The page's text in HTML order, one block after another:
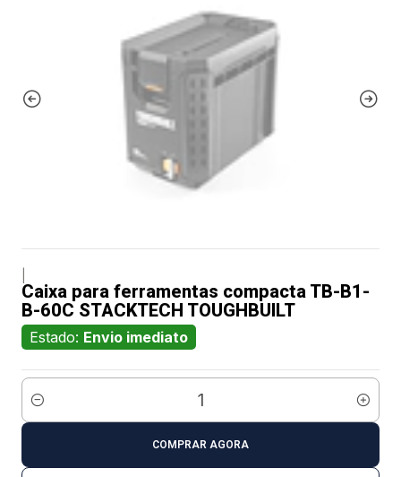
Caixa para ferramentas compacta TB-B1-
B-60C STACKTECH TOUGHBUILT
Estado: Envio imediato
Quantidade
COMPRAR AGORA